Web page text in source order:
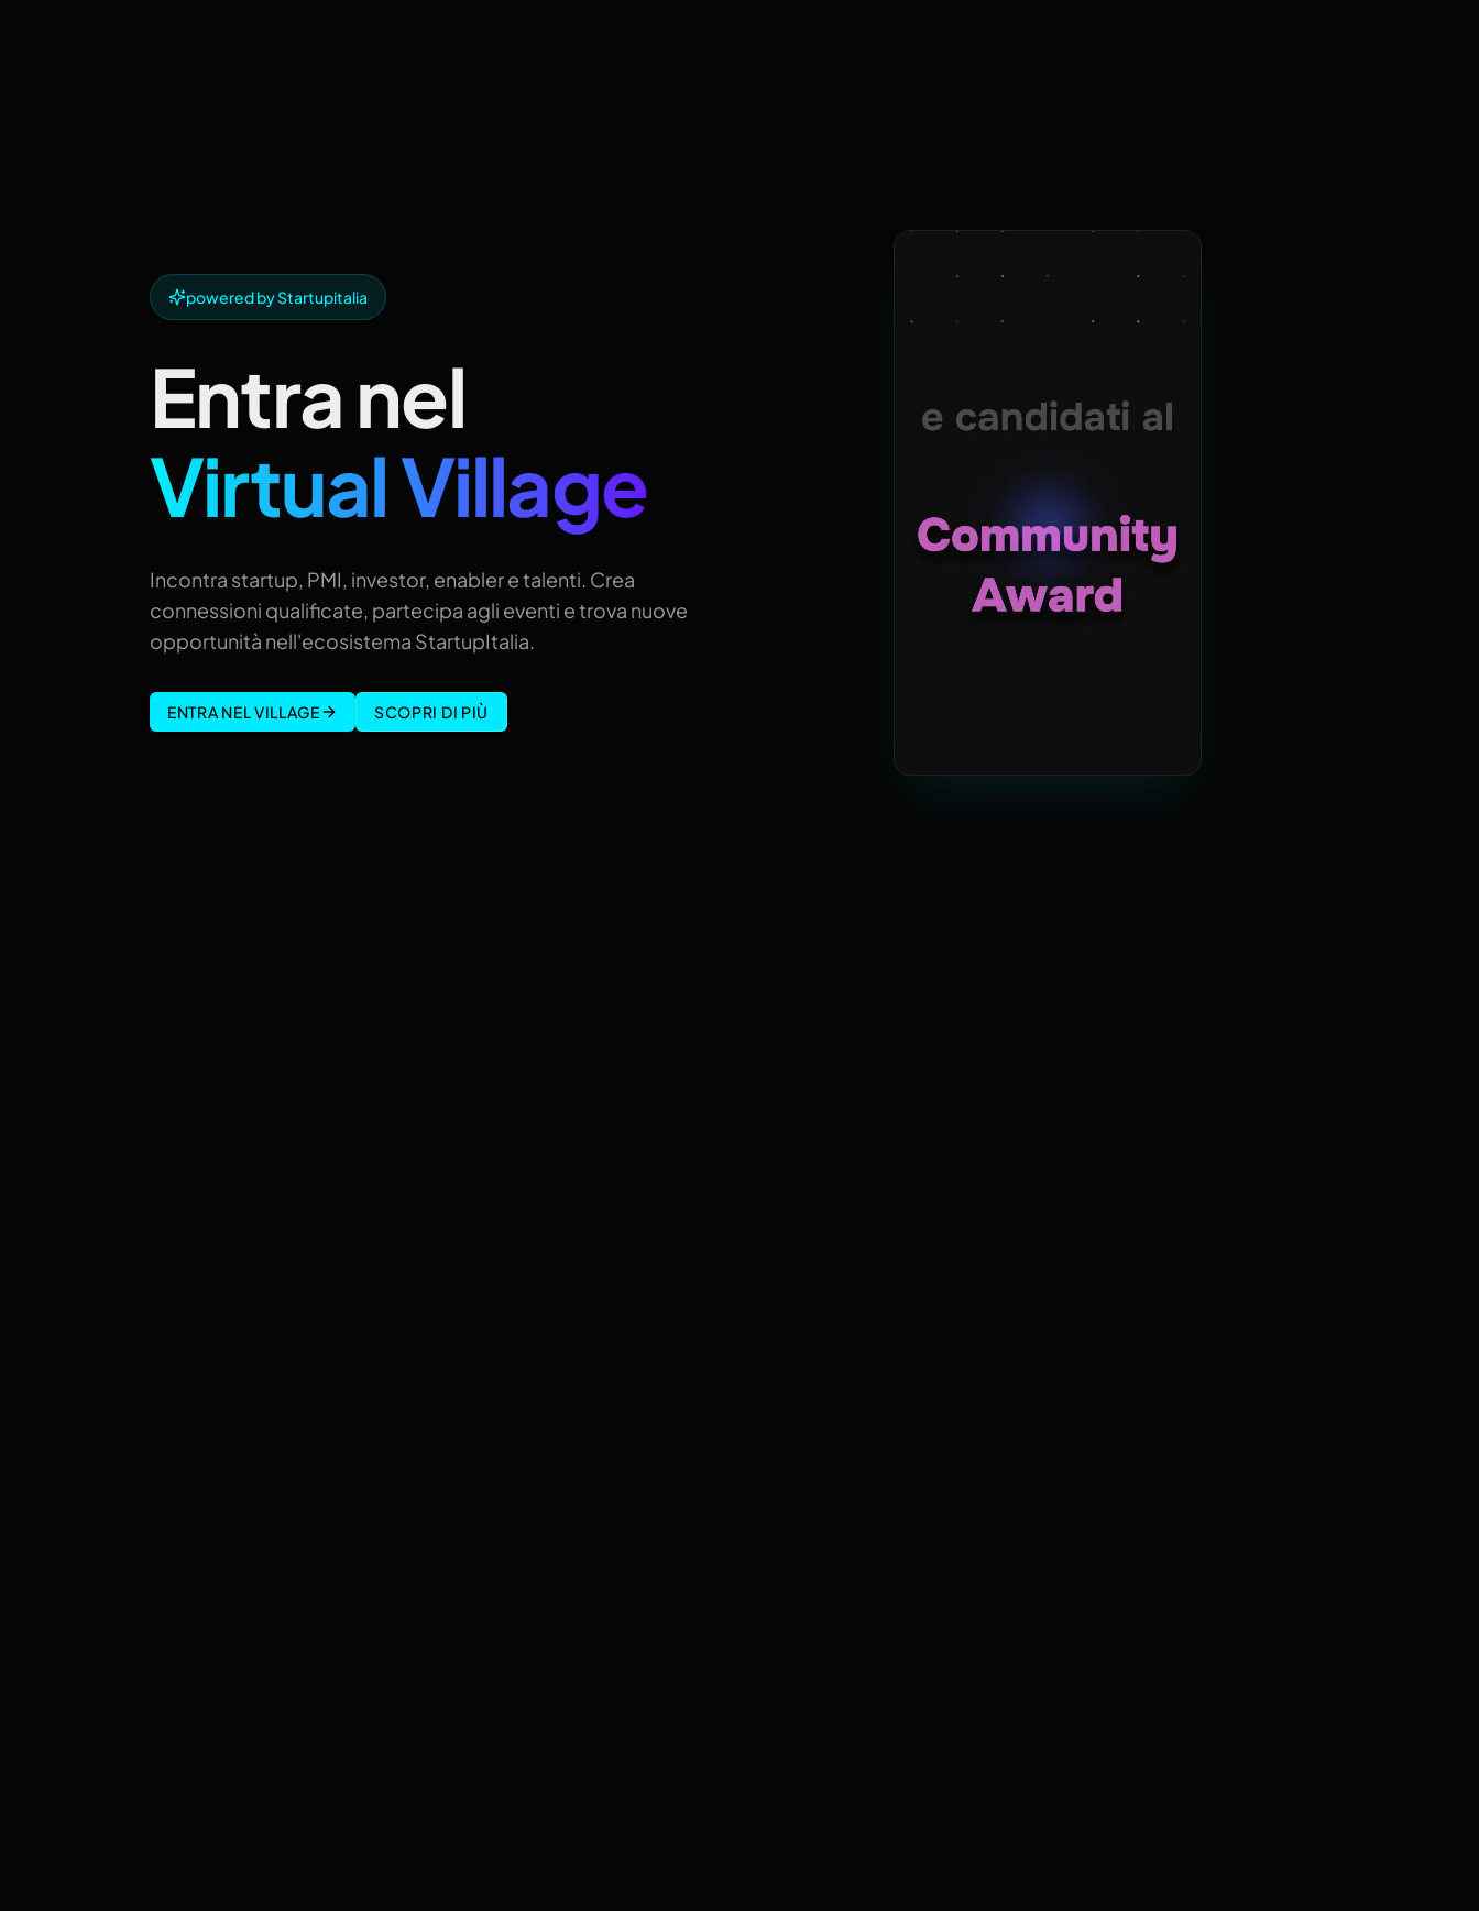
powered by Startupitalia
Entra nel
Virtual Village
Incontra startup, PMI, investor, enabler e talenti. Crea
connessioni qualificate, partecipa agli eventi e trova nuove
opportunità nell'ecosistema StartupItalia.
ENTRA NEL VILLAGE SCOPRI DI PIÙ